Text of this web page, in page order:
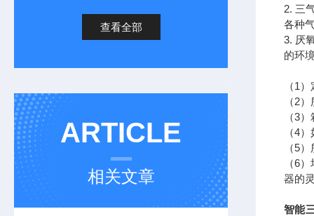
查看全部
ARTICLE
相关文章
2. 三
各种
3. 厌
的环
（1
（2
（3
（4
（5
（6
器的
智能